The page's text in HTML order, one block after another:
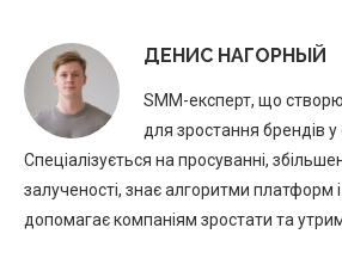
ДЕНИС НАГОРНЫЙ
SMM-експерт, що
для зростання брендів
Спеціалізується на просуванні,
залученості, знає алгоритми платформ
допомагає компаніям зростати та